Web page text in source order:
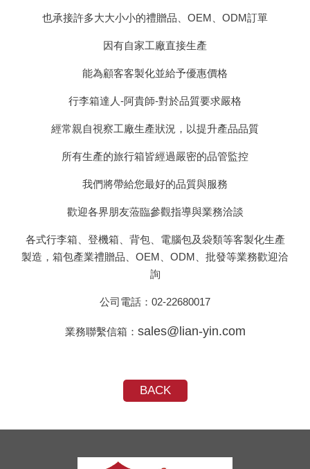
也承接許多大大小小的禮贈品、OEM、ODM訂單
因有自家工廠直接生產
能為顧客客製化並給予優惠價格
行李箱達人-阿貴師-對於品質要求嚴格
經常親自視察工廠生產狀況，以提升產品品質
所有生產的旅行箱皆經過嚴密的品管監控
我們將帶給您最好的品質與服務
歡迎各界朋友蒞臨參觀指導與業務洽談
各式行李箱、登機箱、背包、電腦包及袋類等客製化生產
製造，箱包產業禮贈品、OEM、ODM、批發等業務歡迎洽
詢
公司電話： 02-22680017
業務聯繫信箱： sales@lian-yin.com
BACK